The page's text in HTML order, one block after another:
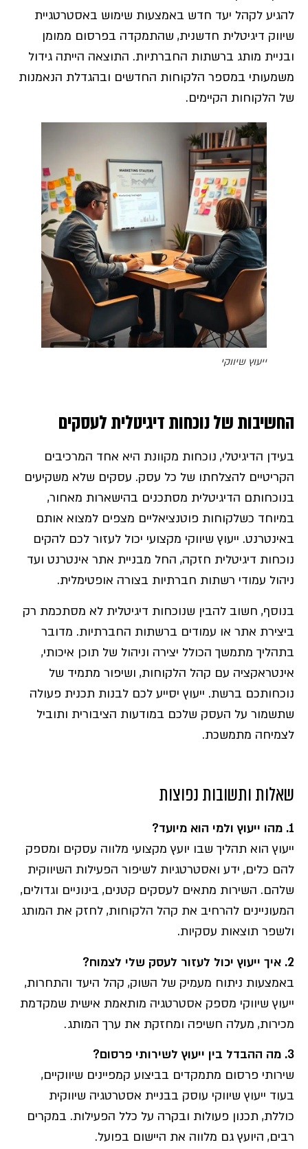
להגיע לקהל יעד חדש באמצעות שימוש באסטרטגיית
שיווק דיגיטלית חדשנית, שהתמקדה בפרסום ממומן
ובניית מותג ברשתות החברתיות. התוצאה הייתה גידול
משמעותי במספר הלקוחות החדשים ובהגדלת הנאמנות
של הלקוחות הקיימים.
ייעוץ שיווקי
החשיבות של נוכחות דיגיטלית לעסקים
בעידן הדיגיטלי, נוכחות מקוונת היא אחד המרכיבים
הקריטיים להצלחתו של כל עסק. עסקים שלא משקיעים
בנוכחותם הדיגיטלית מסתכנים בהישארות מאחור,
במיוחד כשלקוחות פוטנציאליים מצפים למצוא אותם
באינטרנט. ייעוץ שיווקי מקצועי יכול לעזור לכם להקים
נוכחות דיגיטלית חזקה, החל מבניית אתר אינטרנט ועד
ניהול עמודי רשתות חברתיות בצורה אופטימלית.
בנוסף, חשוב להבין שנוכחות דיגיטלית לא מסתכמת רק
ביצירת אתר או עמודים ברשתות החברתיות. מדובר
בתהליך מתמשך הכולל יצירה וניהול של תוכן איכותי,
אינטראקציה עם קהל הלקוחות, ושיפור מתמיד של
נוכחותכם ברשת. ייעוץ יסייע לכם לבנות תכנית פעולה
שתשמור על העסק שלכם במודעות הציבורית ותוביל
לצמיחה מתמשכת.
שאלות ותשובות נפוצות
1. מהו ייעוץ ולמי הוא מיועד?
ייעוץ הוא תהליך שבו יועץ מקצועי מלווה עסקים ומספק
להם כלים, ידע ואסטרטגיות לשיפור הפעילות השיווקית
שלהם. השירות מתאים לעסקים קטנים, בינוניים וגדולים,
המעוניינים להרחיב את קהל הלקוחות, לחזק את המותג
ולשפר תוצאות עסקיות.
2. איך ייעוץ יכול לעזור לעסק שלי לצמוח?
באמצעות ניתוח מעמיק של השוק, קהל היעד והתחרות,
ייעוץ שיווקי מספק אסטרטגיה מותאמת אישית שמקדמת
מכירות, מעלה חשיפה ומחזקת את ערך המותג.
3. מה ההבדל בין ייעוץ לשירותי פרסום?
שירותי פרסום מתמקדים בביצוע קמפיינים שיווקיים,
בעוד ייעוץ שיווקי עוסק בבניית אסטרטגיה שיווקית
כוללת, תכנון פעולות ובקרה על כלל הפעילות. במקרים
רבים, היועץ גם מלווה את היישום בפועל.